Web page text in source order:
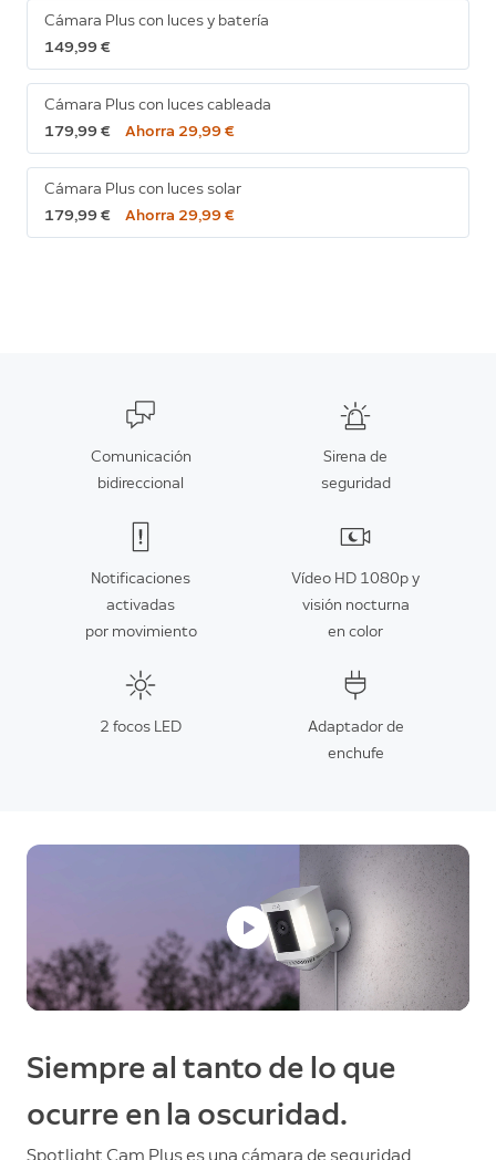
Cámara Plus con luces y batería
149,99 €
Cámara Plus con luces cableada
179,99 €
Ahorra 29,99 €
Cámara Plus con luces solar
179,99 €
Ahorra 29,99 €
Comunicación
bidireccional
Sirena de
seguridad
Notificaciones
activadas
por movimiento
Vídeo HD 1080p y
visión nocturna
en color
2 focos LED
Adaptador de
enchufe
Siempre al tanto de lo que
ocurre en la oscuridad.
Spotlight Cam Plus es una cámara de seguridad